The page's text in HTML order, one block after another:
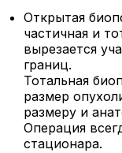
Открытая
частичная и
вырезается
границ.
Тотальная
размер
размеру и
Операция
стационара.